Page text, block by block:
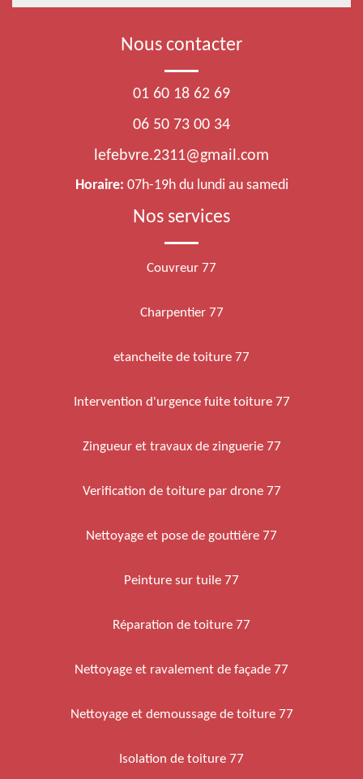
Nous contacter
01 60 18 62 69
06 50 73 00 34
lefebvre.2311@gmail.com
Horaire: 07h-19h du lundi au samedi
Nos services
Couvreur 77
Charpentier 77
etancheite de toiture 77
Intervention d'urgence fuite toiture 77
Zingueur et travaux de zinguerie 77
Verification de toiture par drone 77
Nettoyage et pose de gouttière 77
Peinture sur tuile 77
Réparation de toiture 77
Nettoyage et ravalement de façade 77
Nettoyage et demoussage de toiture 77
Isolation de toiture 77